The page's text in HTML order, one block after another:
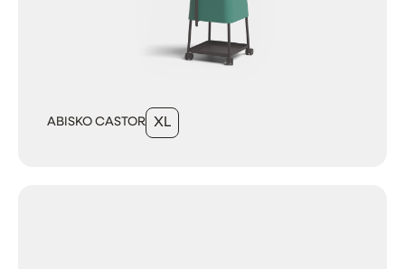
ABISKO CASTOR XL